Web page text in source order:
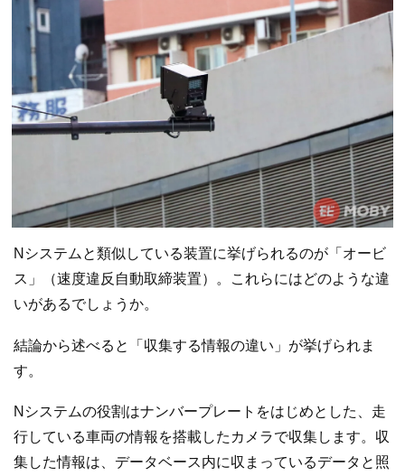
Nシステムと類似している装置に挙げられるのが「オービ
ス」（速度違反自動取締装置）。これらにはどのような違
いがあるでしょうか。
結論から述べると「収集する情報の違い」が挙げられま
す。
Nシステムの役割はナンバープレートをはじめとした、走
行している車両の情報を搭載したカメラで収集します。収
集した情報は、データベース内に収まっているデータと照